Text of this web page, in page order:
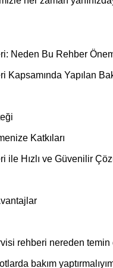
Neden Bu Rehber
Yapılan
Katkıları
ile Hızlı ve Güvenilir
rehberi nereden
bakım